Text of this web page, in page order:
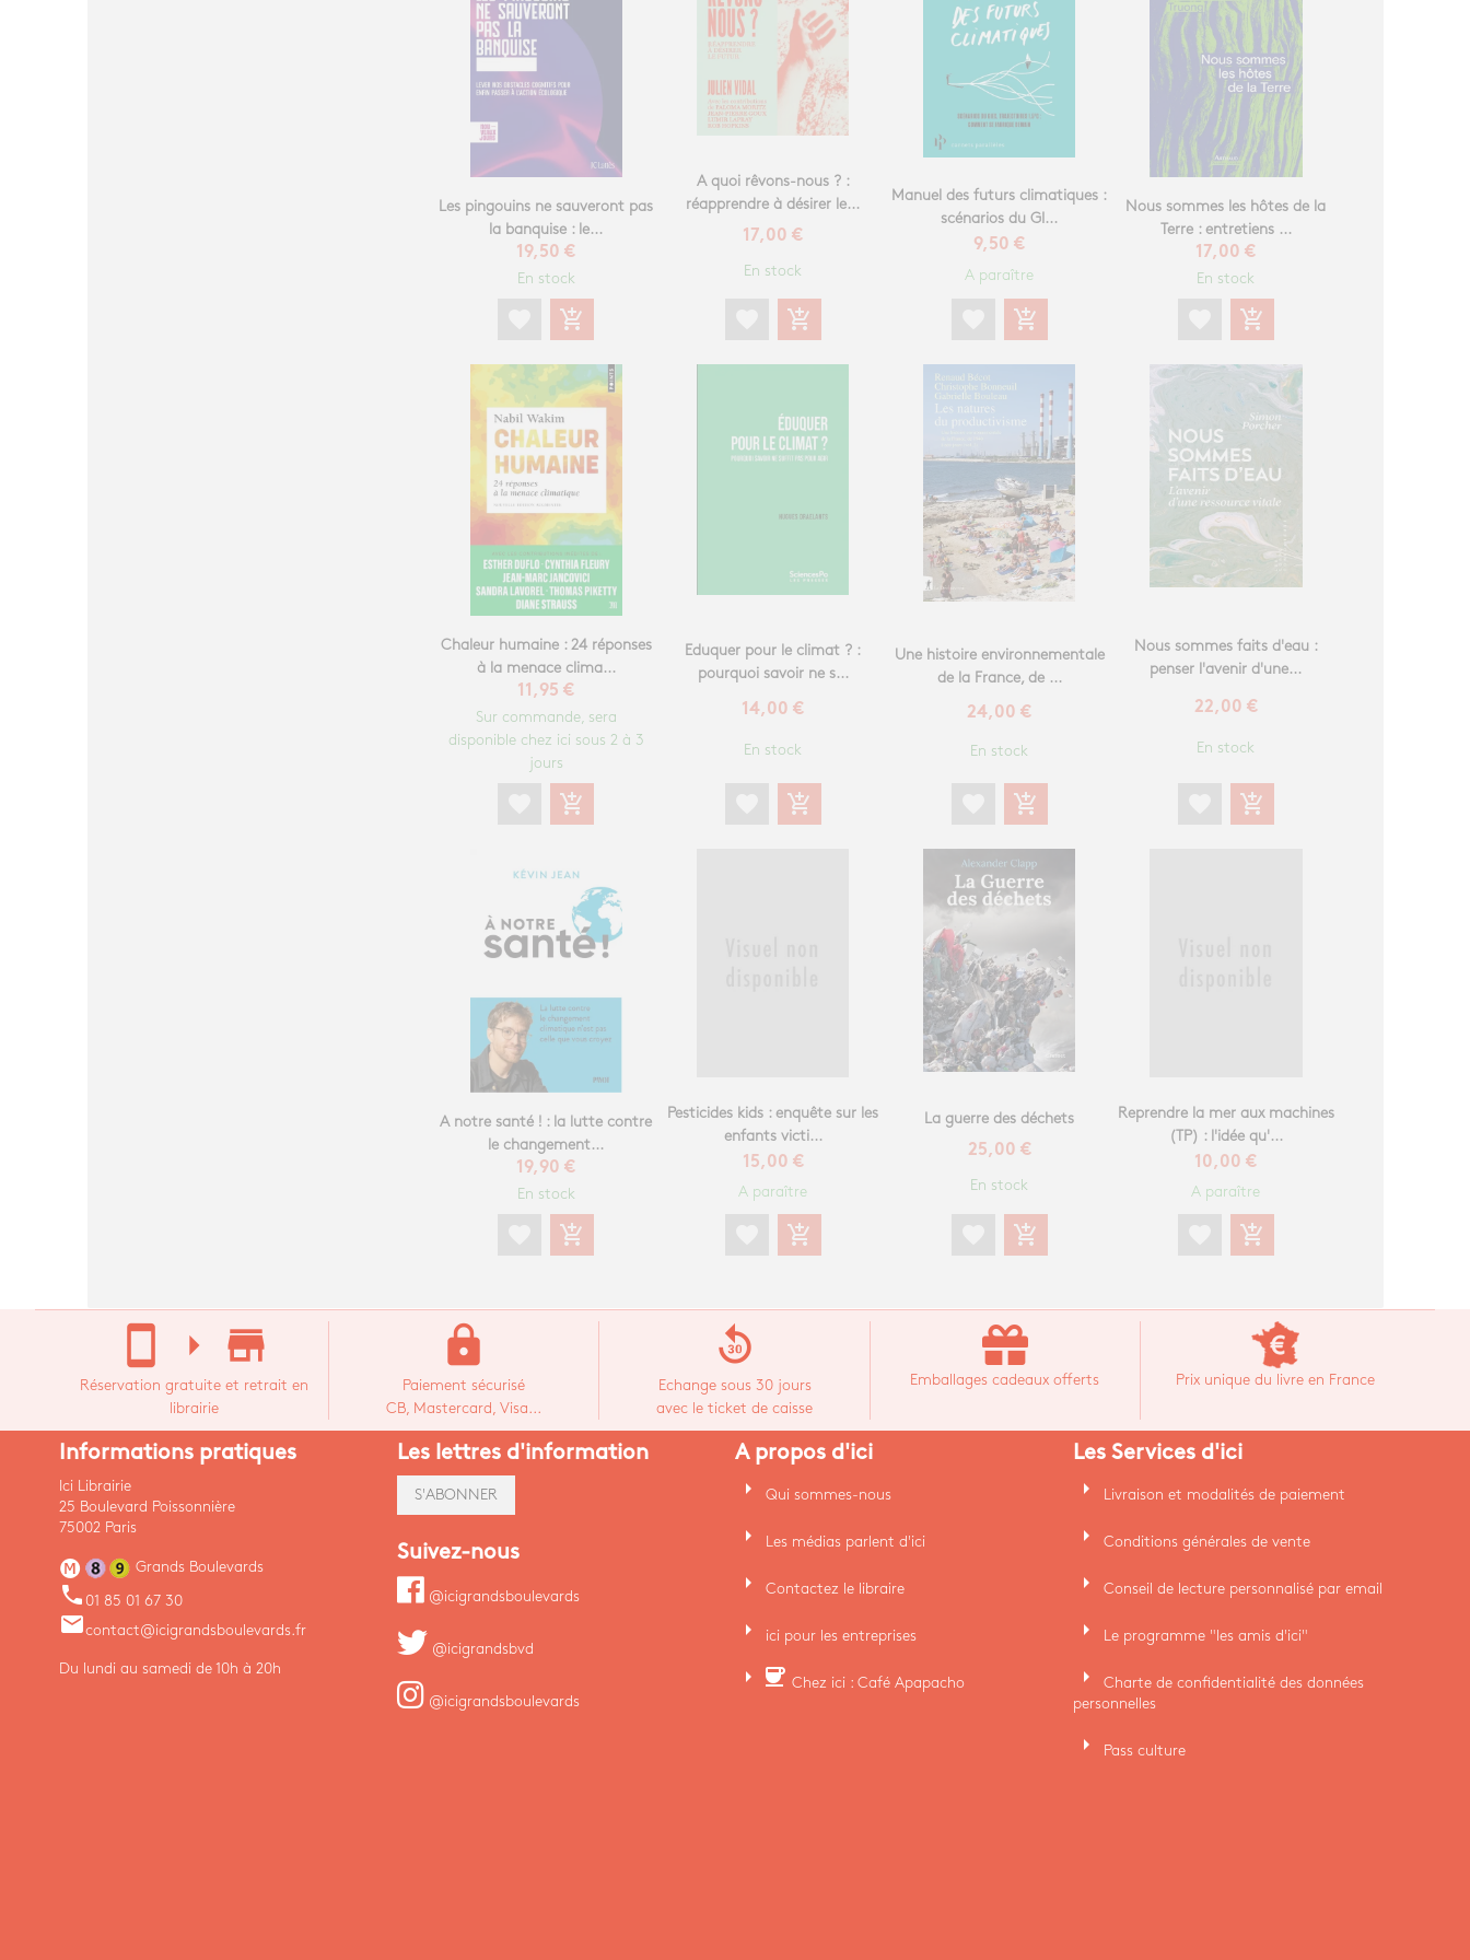
Les pingouins ne sauveront pas
la banquise : le...
19,50 €
En stock
add_shopping_cart
A quoi rêvons-nous ? :
réapprendre à désirer le...
17,00 €
En stock
add_shopping_cart
Manuel des futurs climatiques :
scénarios du GI...
9,50 €
A paraître
add_shopping_cart
Nous sommes les hôtes de la
Terre : entretiens ...
17,00 €
En stock
add_shopping_cart
Chaleur humaine : 24 réponses
à la menace clima...
11,95 €
Sur commande, sera
disponible chez ici sous 2 à 3
jours
add_shopping_cart
Eduquer pour le climat ? :
pourquoi savoir ne s...
14,00 €
En stock
add_shopping_cart
Une histoire environnementale
de la France, de ...
24,00 €
En stock
add_shopping_cart
Nous sommes faits d'eau :
penser l'avenir d'une...
22,00 €
En stock
add_shopping_cart
A notre santé ! : la lutte contre
le changement...
19,90 €
En stock
add_shopping_cart
Pesticides kids : enquête sur les
enfants victi...
15,00 €
A paraître
add_shopping_cart
La guerre des déchets
25,00 €
En stock
add_shopping_cart
Reprendre la mer aux machines
(TP) : l'idée qu'...
10,00 €
A paraître
add_shopping_cart
stay_current_portrait arrow_right store_mall_directory
Réservation gratuite et retrait en
librairie
lock
Paiement sécurisé
CB, Mastercard, Visa...
replay_30
Echange sous 30 jours
avec le ticket de caisse
Emballages cadeaux offerts Prix unique du livre en France
Informations pratiques
Ici Librairie
25 Boulevard Poissonnière
75002 Paris
Grands Boulevards
phone 01 85 01 67 30
emailcontact@icigrandsboulevards.fr
Du lundi au samedi de 10h à 20h
Les lettres d'information
S'ABONNER
Suivez-nous
@icigrandsboulevards
@icigrandsbvd
@icigrandsboulevards
A propos d'ici
arrow_right Qui sommes-nous
arrow_right Les médias parlent d'ici
arrow_right Contactez le libraire
arrow_right ici pour les entreprises
arrow_right coffee Chez ici : Café Apapacho
Les Services d'ici
arrow_right Livraison et modalités de paiement
arrow_right Conditions générales de vente
arrow_right Conseil de lecture personnalisé par email
arrow_right Le programme "les amis d'ici"
arrow_right
Charte de confidentialité des données
personnelles
arrow_right Pass culture